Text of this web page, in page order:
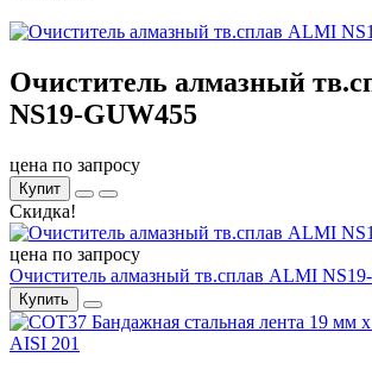
Очиститель алмазный
NS19-GUW455
цена по запросу
Купит
Скидка!
цена по запросу
Очиститель алмазный тв.сплав ALMI
Купить